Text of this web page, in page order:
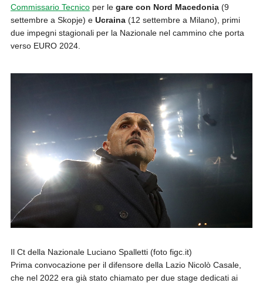
Commissario Tecnicoper legare con Nord Macedonia(9
settembre a Skopje) eUcraina(12 settembre a Milano), primi
due impegni stagionali per la Nazionale nel cammino che porta
verso EURO 2024.
Il Ct della Nazionale Luciano Spalletti (foto figc.it)
Prima convocazione per il difensore della Lazio Nicolò Casale,
che nel 2022 era già stato chiamato per due stage dedicati ai